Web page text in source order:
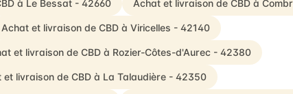
à Le Bessat - 42660 Achat et livraison de CBD à
Achat et livraison de CBD à Viricelles - 42140
et livraison de CBD à Rozier-Côtes-d'Aurec - 42380
et livraison de CBD à La Talaudière - 42350